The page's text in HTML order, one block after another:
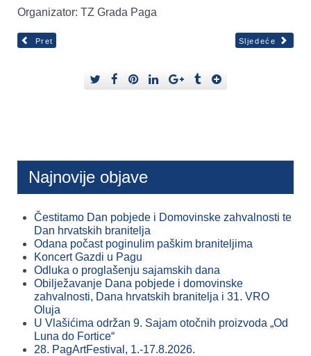
Organizator: TZ Grada Paga
Pret Sljedeće
Najnovije objave
Čestitamo Dan pobjede i Domovinske zahvalnosti te
Dan hrvatskih branitelja
Odana počast poginulim paškim braniteljima
Koncert Gazdi u Pagu
Odluka o proglašenju sajamskih dana
Obilježavanje Dana pobjede i domovinske
zahvalnosti, Dana hrvatskih branitelja i 31. VRO
Oluja
U Vlašićima održan 9. Sajam otočnih proizvoda „Od
Luna do Fortice“
28. PagArtFestival, 1.-17.8.2026.